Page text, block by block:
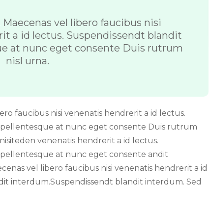
vel libero faucibus nisi
a id lectus. Suspendissendt blandit
at nunc eget consente Duis rutrum
nisl urna.
faucibus nisi venenatis hendrerit a id lectus.
at nunc eget consente Duis rutrum
venenatis hendrerit a id lectus.
at nunc eget consente andit
vel libero faucibus nisi venenatis hendrerit a id
interdum.Suspendissendt blandit interdum. Sed